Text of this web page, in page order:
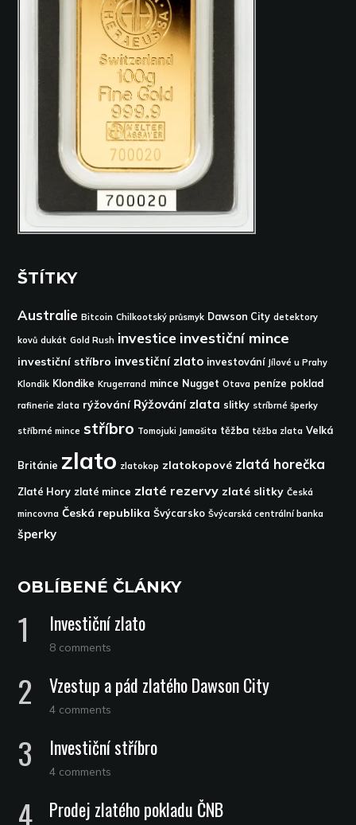
ŠTÍTKY
Australie Bitcoin Chilkootský průsmyk Dawson City detektory
kovů dukát Gold Rush investice investiční mince
investiční stříbro investiční zlato investování Jílové u Prahy
Klondik Klondike Krugerrand mince Nugget Otava peníze poklad
rafinerie zlata rýžování Rýžování zlata slitky stríbrné šperky
stříbrné mince stříbro Tomojuki Jamašita těžba těžba zlata Velká
Británie zlato zlatokop zlatokopové zlatá horečka
Zlaté Hory zlaté mince zlaté rezervy zlaté slitky Česká
mincovna Česká republika Švýcarsko Švýcarská centrální banka
šperky
OBLÍBENÉ ČLÁNKY
Investiční zlato
8 comments
Vzestup a pád zlatého Dawson City
4 comments
Investiční stříbro
4 comments
Prodej zlatého pokladu ČNB